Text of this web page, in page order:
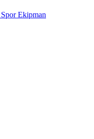
Spor Ekipman